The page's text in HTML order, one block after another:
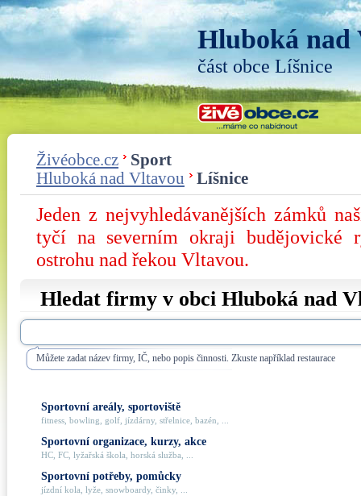
Hluboká nad
část obce Líšnice
Živéobce.cz
Sport
Hluboká nad Vltavou
Líšnice
Jeden z nejvyhledávanějších zámků
tyčí na severním okraji budějovické
ostrohu nad řekou Vltavou.
Hledat firmy v obci Hluboká nad
Můžete zadat název firmy, IČ, nebo popis činnosti. Zkuste například restaurace
Sportovní areály, sportoviště
fitness, bowling, golf, jízdárny, střelnice, bazén, ...
Sportovní organizace, kurzy, akce
HC, FC, lyžařská škola, horská služba, ...
Sportovní potřeby, pomůcky
jízdní kola, lyže, snowboardy, činky, ...